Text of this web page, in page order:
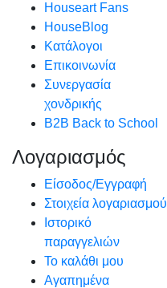
Houseart Fans
HouseBlog
Κατάλογοι
Επικοινωνία
Συνεργασία
χονδρικής
B2B Back to School
Λογαριασμός
Είσοδος/Εγγραφή
Στοιχεία λογαριασμού
Ιστορικό
παραγγελιών
Το καλάθι μου
Αγαπημένα